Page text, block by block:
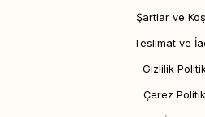
Şartlar ve
Teslimat ve
Gizlilik
Çerez